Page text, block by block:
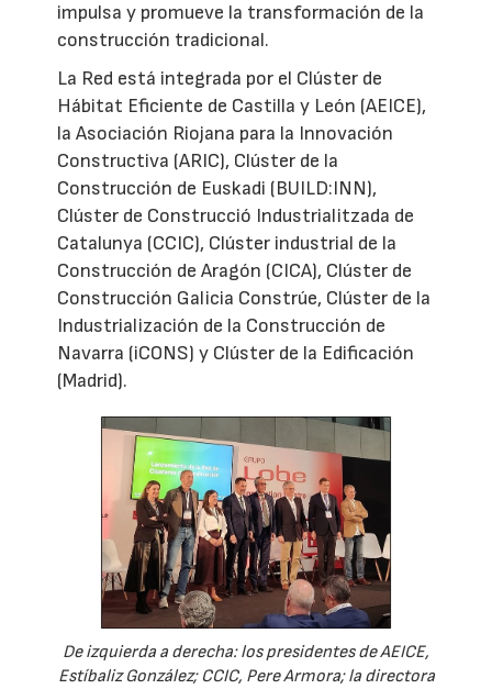
impulsa y promueve la transformación de la
construcción tradicional.
La Red está integrada por el Clúster de
Hábitat Eficiente de Castilla y León (AEICE),
la Asociación Riojana para la Innovación
Constructiva (ARIC), Clúster de la
Construcción de Euskadi (BUILD:INN),
Clúster de Construcció Industrialitzada de
Catalunya (CCIC), Clúster industrial de la
Construcción de Aragón (CICA), Clúster de
Construcción Galicia Constrúe, Clúster de la
Industrialización de la Construcción de
Navarra (iCONS) y Clúster de la Edificación
(Madrid).
De izquierda a derecha: los presidentes de AEICE,
Estíbaliz González; CCIC, Pere Armora; la directora